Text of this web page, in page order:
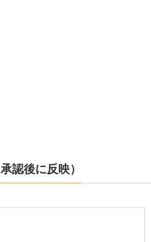
認後に反映）